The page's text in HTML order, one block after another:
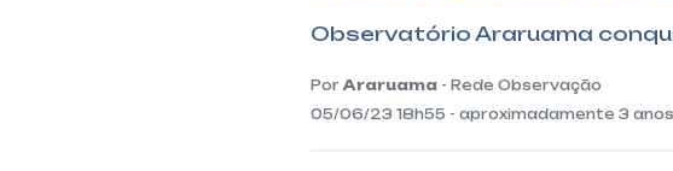
Observatório Araruama
PorAraruama- Rede Observação
05/06/23 18h55 - aproximadamente 3 anos